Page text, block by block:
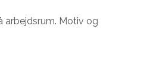
arbejdsrum. Motiv og